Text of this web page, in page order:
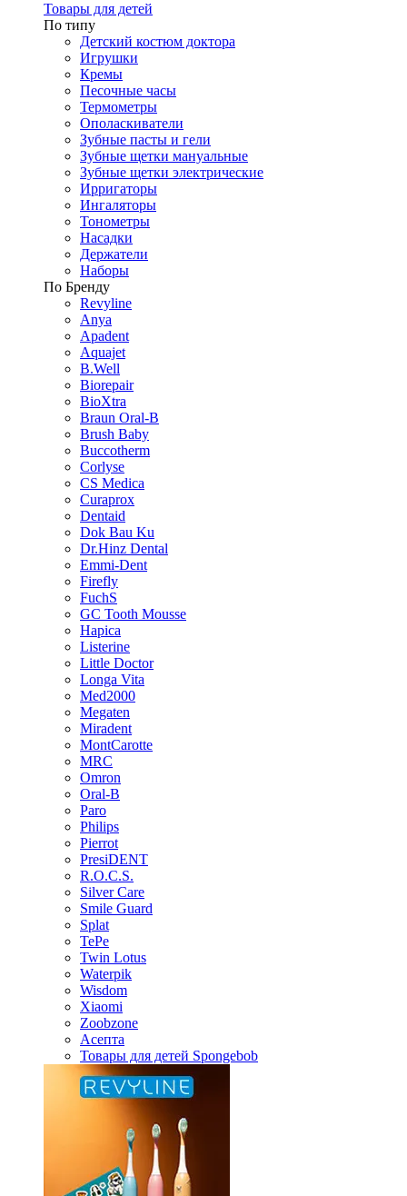
Товары для детей
По типу
Детский костюм доктора
Игрушки
Кремы
Песочные часы
Термометры
Ополаскиватели
Зубные пасты и гели
Зубные щетки мануальные
Зубные щетки электрические
Ирригаторы
Ингаляторы
Тонометры
Насадки
Держатели
Наборы
По Бренду
Revyline
Anya
Apadent
Aquajet
B.Well
Biorepair
BioXtra
Braun Oral-B
Brush Baby
Buccotherm
Corlyse
CS Medica
Curaprox
Dentaid
Dok Bau Ku
Dr.Hinz Dental
Emmi-Dent
Firefly
FuchS
GC Tooth Mousse
Hapica
Listerine
Little Doctor
Longa Vita
Med2000
Megaten
Miradent
MontCarotte
MRC
Omron
Oral-B
Paro
Philips
Pierrot
PresiDENT
R.O.C.S.
Silver Care
Smile Guard
Splat
TePe
Twin Lotus
Waterpik
Wisdom
Xiaomi
Zoobzone
Асепта
Товары для детей Spongebob